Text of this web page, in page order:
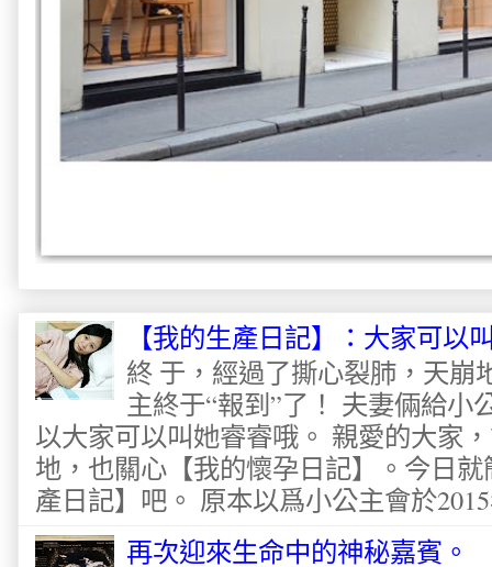
【我的生產日記】：大家可以
終 于，經過了撕心裂肺，天崩
主終于“報到”了！ 夫妻倆給小
以大家可以叫她睿睿哦。 親愛的大家
地，也關心【我的懷孕日記】。今日
產日記】吧。 原本以爲小公主會於
再次迎來生命中的神秘嘉賓。